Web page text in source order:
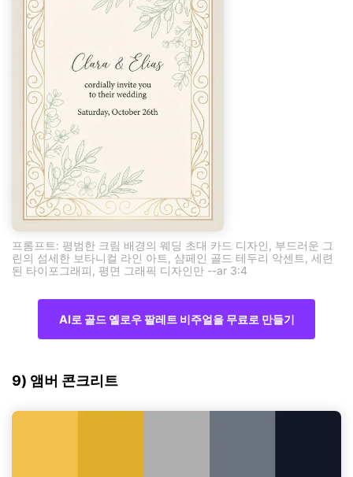
프롬프트: 평범한 크림 배경의 웨딩 초대 카드 디자인, 부드러운 그
린의 섬세한 보타니컬 라인 아트, 샴페인 골드 테두리 악센트, 세련
된 타이포그래피, 평면 그래픽 디자인만 --ar 3:4
AI로 골드 옐로우 팔레트 비주얼을 무료로 만들기
9) 앰버 콘크리트